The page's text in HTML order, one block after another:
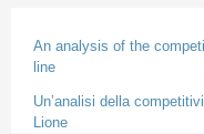
An analysis of the
line
Un’analisi della
Lione